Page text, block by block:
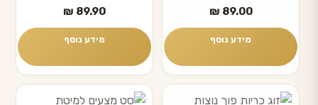
₪ 89.00
מידע נוסף
₪ 89.90
מידע נוסף